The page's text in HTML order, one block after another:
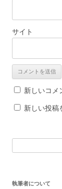
サイト
新しいコメ
新しい投稿
執筆者について